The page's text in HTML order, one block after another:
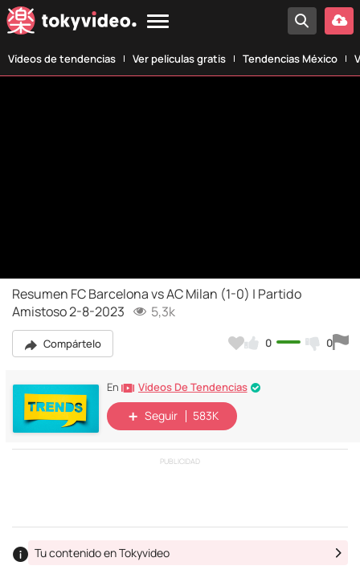
Vídeos de tendencias Ver películas gratis Tendencias México
Resumen FC Barcelona vs AC Milan (1-0) | Partido
Amistoso 2-8-2023
5,3k
Compártelo 0 0
En Vídeos De Tendencias
Seguir 583K
PUBLICIDAD
Tu contenido en Tokyvideo